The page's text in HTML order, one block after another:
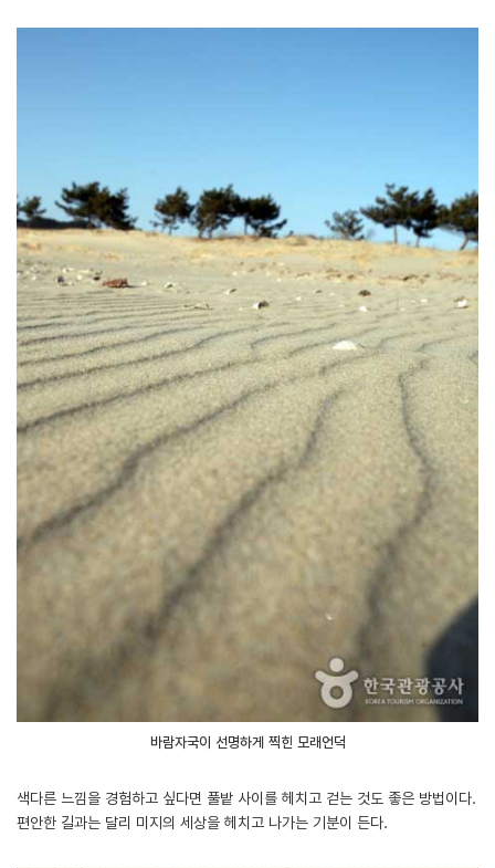
바람자국이 선명하게 찍힌 모래언덕
색다른 느낌을 경험하고 싶다면 풀밭 사이를 헤치고 걷는 것도 좋은 방법이다.
편안한 길과는 달리 미지의 세상을 헤치고 나가는 기분이 든다.